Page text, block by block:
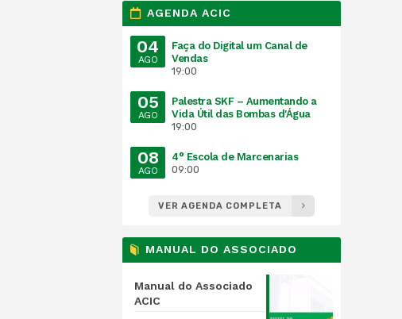
AGENDA ACIC
04
AGO
Faça do Digital um Canal de
Vendas
19:00
05
AGO
Palestra SKF – Aumentando a
Vida Útil das Bombas d'Água
19:00
08
AGO
4° Escola de Marcenarias
09:00
VER AGENDA COMPLETA
MANUAL DO ASSOCIADO
Manual do Associado
ACIC